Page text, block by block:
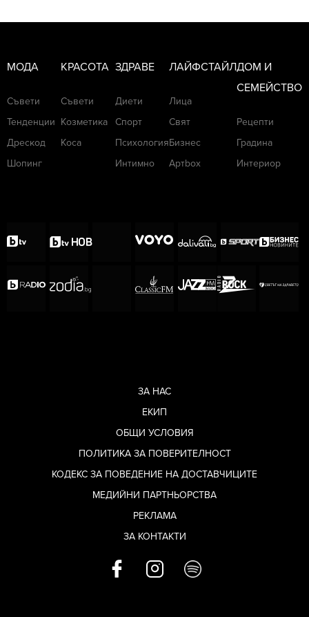
МОДА
Съвети
Тенденции
Дрескод
Шопинг
КРАСОТА
Съвети
Козметика
Коса
ЗДРАВЕ
Диети
Спорт
Психология
Интимно
ЛАЙФСТАЙЛ
Лица
Свят
Бизнес
Артbox
ДОМ И
СЕМЕЙСТВО
Рецепти
Градина
Интериор
ЗА НАС
ЕКИП
ОБЩИ УСЛОВИЯ
ПОЛИТИКА ЗА ПОВЕРИТЕЛНОСТ
КОДЕКС ЗА ПОВЕДЕНИЕ НА ДОСТАВЧИЦИТЕ
МЕДИЙНИ ПАРТНЬОРСТВА
РЕКЛАМА
ЗА КОНТАКТИ